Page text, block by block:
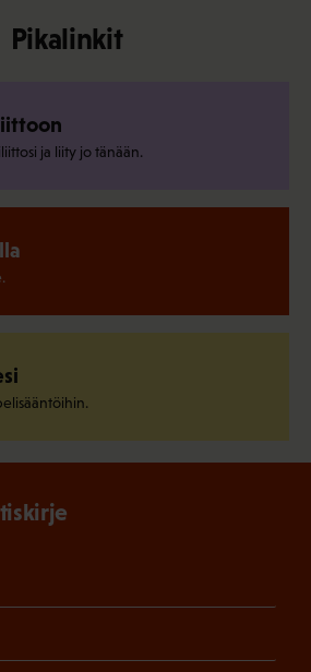
Pikalinkit
ja liity jo tänään.